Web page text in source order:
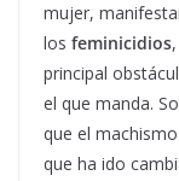
mujer,
los feminicidios
principal
el que manda.
que el
que ha ido